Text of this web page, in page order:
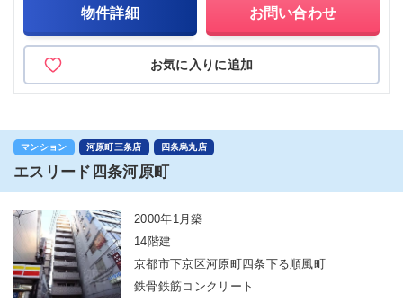
物件詳細 お問い合わせ
お気に入りに追加
マンション 河原町三条店 四条烏丸店
エスリード四条河原町
2000年1月築
14階建
京都市下京区河原町四条下る順風町
鉄骨鉄筋コンクリート